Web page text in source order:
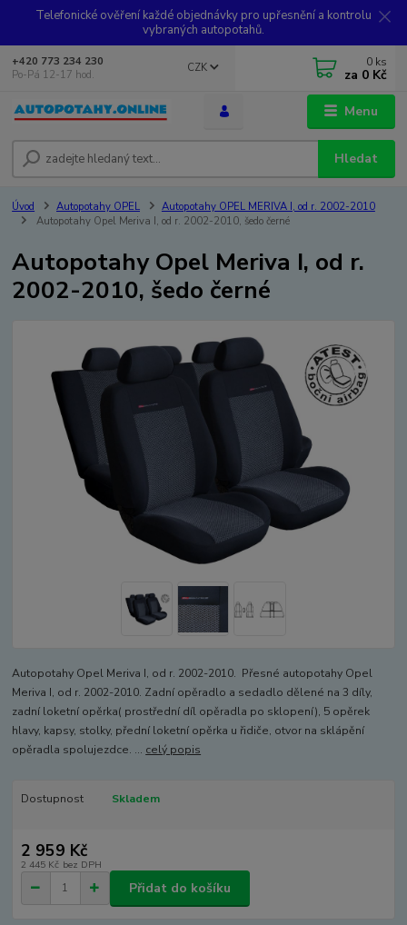
Telefonické ověření každé objednávky pro upřesnění a kontrolu
vybraných autopotahů.
Menu
CZK
Hledat
+420 773 234 230
Po-Pá 12-17 hod.
0 ks
za 0 Kč
Úvod Autopotahy OPEL
Autopotahy OPEL MERIVA I, od r. 2002-2010
Autopotahy Opel Meriva I, od r. 2002-2010, šedo černé
Autopotahy Opel Meriva I, od r.
2002-2010, šedo černé
Autopotahy Opel Meriva I, od r. 2002-2010. Přesné autopotahy Opel
Meriva I, od r. 2002-2010. Zadní opěradlo a sedadlo dělené na 3 díly,
zadní loketní opěrka( prostřední díl opěradla po sklopení), 5 opěrek
hlavy, kapsy, stolky, přední loketní opěrka u řidiče, otvor na sklápění
opěradla spolujezdce. ... celý popis
Dostupnost Skladem
2 959 Kč
2 445 Kč bez DPH
Přidat do košíku